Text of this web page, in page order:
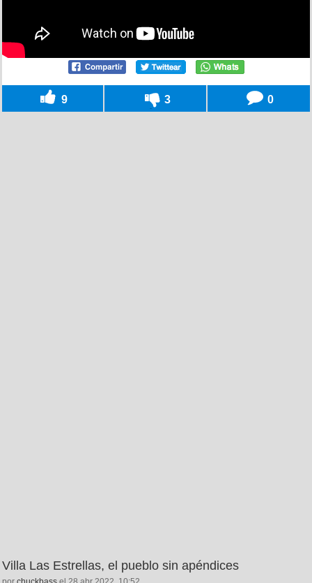
9 3 0
Villa Las Estrellas, el pueblo sin apéndices